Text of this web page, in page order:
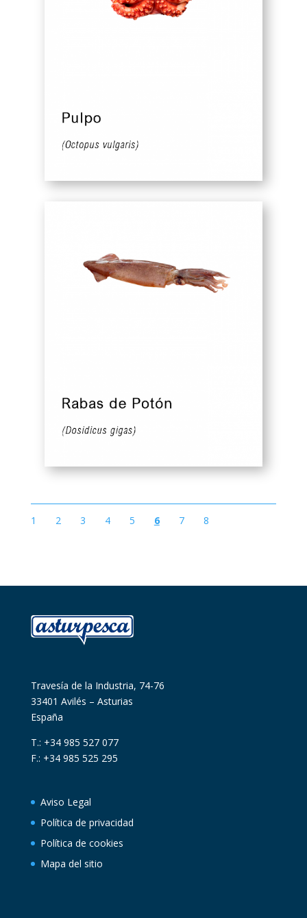
1 2 3 4 5 6 7 8
Travesía de la Industria, 74-76
33401 Avilés – Asturias
España
T.: +34 985 527 077
F.: +34 985 525 295
Aviso Legal
Política de privacidad
Política de cookies
Mapa del sitio